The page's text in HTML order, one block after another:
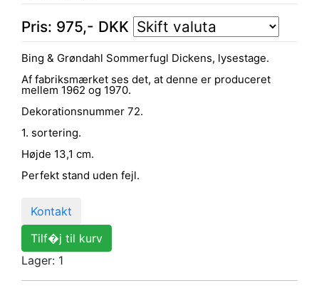
Pris: 975,- DKK
Bing & Grøndahl Sommerfugl Dickens, lysestage.
Af fabriksmærket ses det, at denne er produceret
mellem 1962 og 1970.
Dekorationsnummer 72.
1. sortering.
Højde 13,1 cm.
Perfekt stand uden fejl.
Kontakt
Tilf�j til kurv
Lager: 1